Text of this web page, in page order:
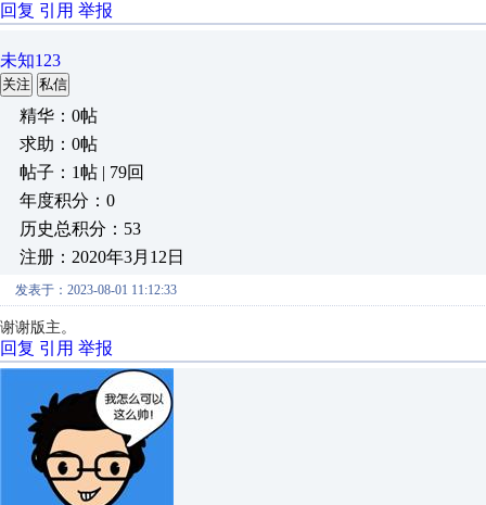
回复 引用 举报
未知123
关注 私信
精华：0帖
求助：0帖
帖子：1帖 | 79回
年度积分：0
历史总积分：53
注册：2020年3月12日
发表于：2023-08-01 11:12:33
谢谢版主。
回复 引用 举报